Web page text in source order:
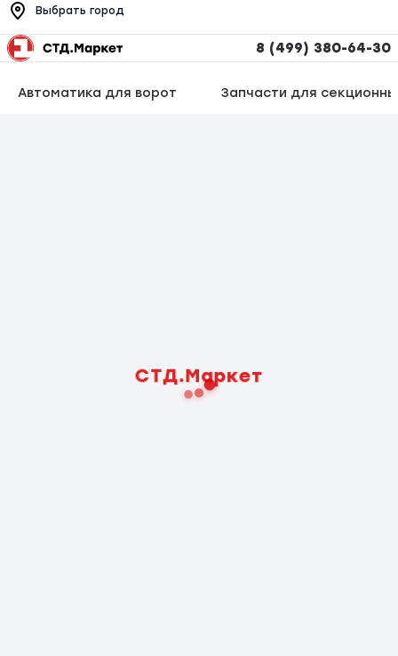
Выбрать город
8 (499) 380-64-30
Автоматика для ворот Запчасти для
СТД.Маркет